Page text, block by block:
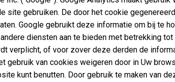
gebruiken. De door het cookie
Google gebruikt deze informatie om bij te
diensten aan te bieden met betrekking
verplicht, of voor zover deze derden de
gebruik van cookies weigeren door in Uw
kunt benutten. Door gebruik te maken van